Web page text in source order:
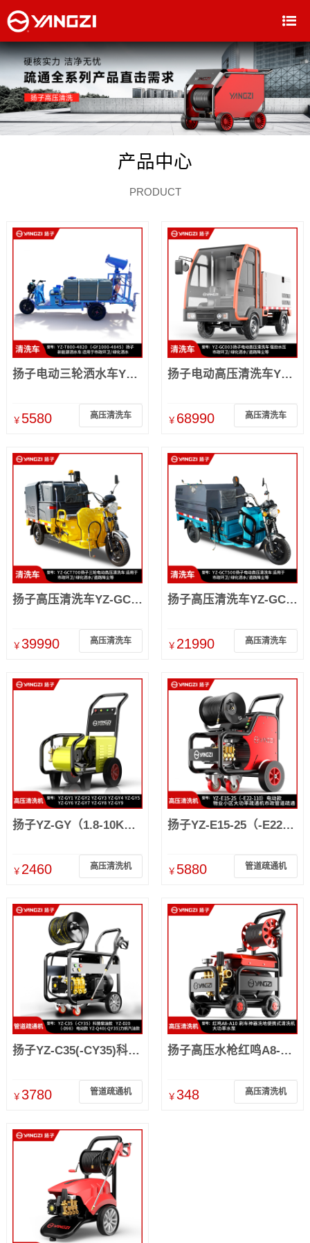
产品中心
PRODUCT
扬子电动三轮洒水车YZ-T800-4820（-GY1000-4845）
￥ 5580 高压清洗车
扬子电动高压清洗车YZ-GC003 户外四轮清洗工业冲洗车
￥ 68990 高压清洗车
扬子高压清洗车YZ-GCT700 工地降尘小区冲洗园林绿化电动三轮洒水车
￥ 39990 高压清洗车
扬子高压清洗车YZ-GCT500 物业市政环卫园林绿化户外清洗
￥ 21990 高压清洗车
扬子YZ-GY（1.8-10KW）工业级超大功率水枪除锈强力水泵
￥ 2460 高压清洗机
扬子YZ-E15-25（-E22-110）电动款 高压管道疏通清洗机
￥ 5880 管道疏通机
扬子YZ-C35(-CY35)科普柴油款 YZ-D20(-D98)电动款 YZ-Q40(-QY35)力帆汽油款
￥ 3780 管道疏通机
扬子高压水枪红鸣A8-A10便携式清洗机大功率水泵
￥ 348 高压清洗机